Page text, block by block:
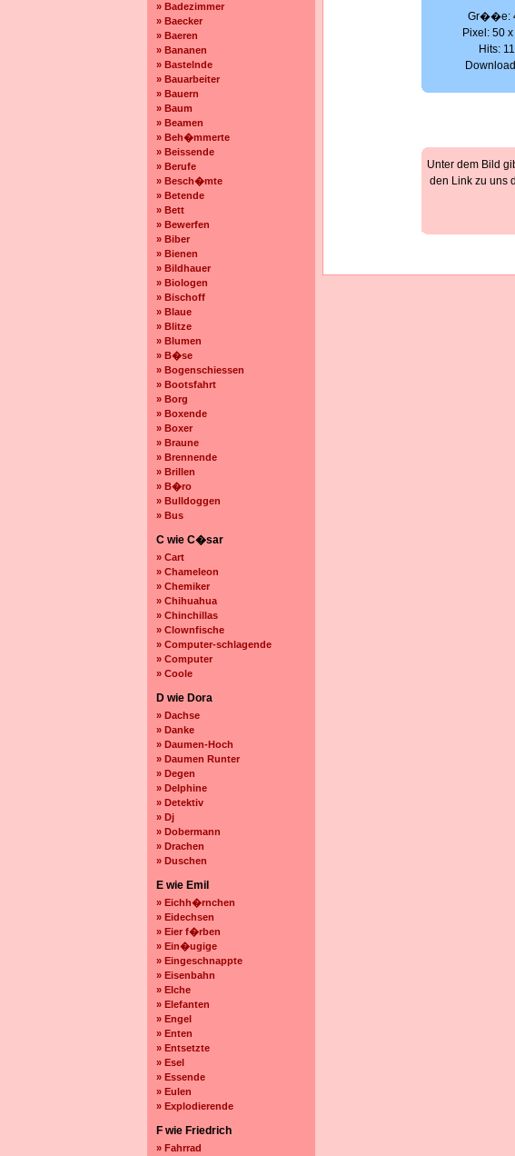
» Badezimmer
» Baecker
» Baeren
» Bananen
» Bastelnde
» Bauarbeiter
» Bauern
» Baum
» Beamen
» Beh�mmerte
» Beissende
» Berufe
» Besch�mte
» Betende
» Bett
» Bewerfen
» Biber
» Bienen
» Bildhauer
» Biologen
» Bischoff
» Blaue
» Blitze
» Blumen
» B�se
» Bogenschiessen
» Bootsfahrt
» Borg
» Boxende
» Boxer
» Braune
» Brennende
» Brillen
» B�ro
» Bulldoggen
» Bus
C wie C�sar
» Cart
» Chameleon
» Chemiker
» Chihuahua
» Chinchillas
» Clownfische
» Computer-schlagende
» Computer
» Coole
D wie Dora
» Dachse
» Danke
» Daumen-Hoch
» Daumen Runter
» Degen
» Delphine
» Detektiv
» Dj
» Dobermann
» Drachen
» Duschen
E wie Emil
» Eichh�rnchen
» Eidechsen
» Eier f�rben
» Ein�ugige
» Eingeschnappte
» Eisenbahn
» Elche
» Elefanten
» Engel
» Enten
» Entsetzte
» Esel
» Essende
» Eulen
» Explodierende
F wie Friedrich
» Fahrrad
Gr��e:
Pixel: 50 x
Hits:
Unter dem Bild
den Link zu uns